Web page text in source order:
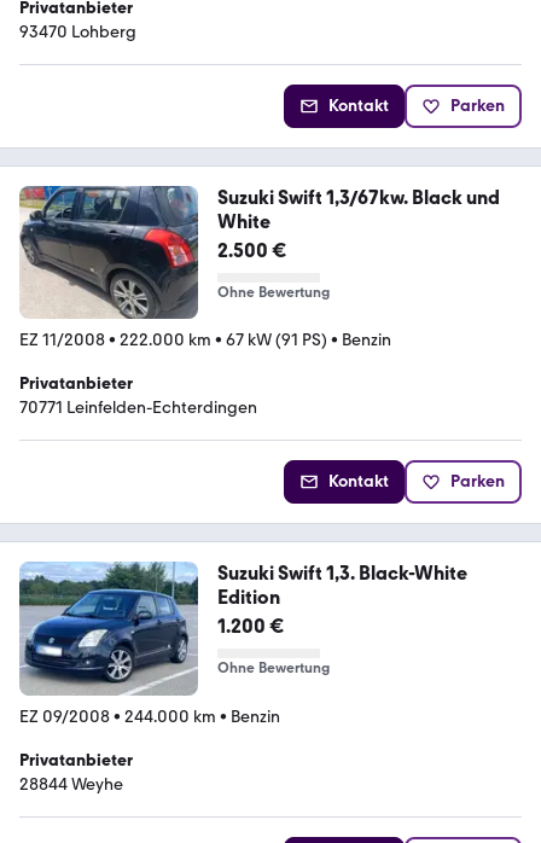
Privatanbieter
93470 Lohberg
Kontakt Parken
Suzuki Swift 1,3/67kw. Black und
White
2.500 €
Ohne Bewertung
EZ 11/2008• 222.000 km • 67 kW (91 PS) • Benzin
Privatanbieter
70771 Leinfelden-Echterdingen
Kontakt Parken
Suzuki Swift 1,3. Black-White
Edition
1.200 €
Ohne Bewertung
EZ 09/2008• 244.000 km • Benzin
Privatanbieter
28844 Weyhe